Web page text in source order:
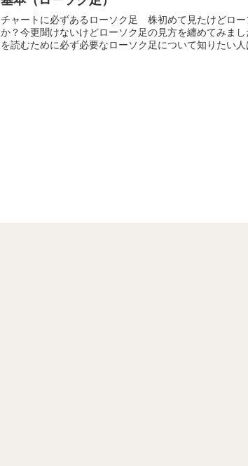
チャートに必ずあるローソク足 株初めて見たけどロー
か？今更聞けないけどローソク足の見方を纏めてみま
を読むために必ず必要なローソク足について知りたい人